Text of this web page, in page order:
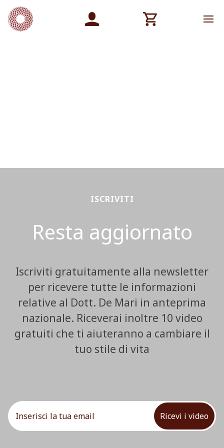
ISCRIVITI
Resta aggiornato
Iscriviti gratuitamente alla newsletter
per ricevere tutte le informazioni
relative al Dott. De Mari in anteprima
nazionale. Riceverai inoltre 10 video
gratuiti che ti aiuteranno a cambiare il
tuo stile di vita
Ricevi i video